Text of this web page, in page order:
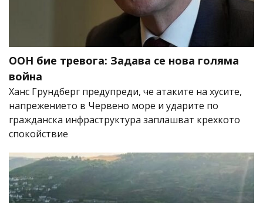
ООН бие тревога: Задава се нова голяма
война
Ханс Грундберг предупреди, че атаките на хусите,
напрежението в Червено море и ударите по
гражданска инфраструктура заплашват крехкото
спокойствие